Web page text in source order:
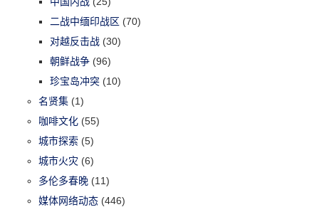
二战中缅印战区 (70)
对越反击战 (30)
朝鲜战争 (96)
珍宝岛冲突 (10)
名贤集 (1)
咖啡文化 (55)
城市探索 (5)
城市火灾 (6)
多伦多春晚 (11)
媒体网络动态 (446)